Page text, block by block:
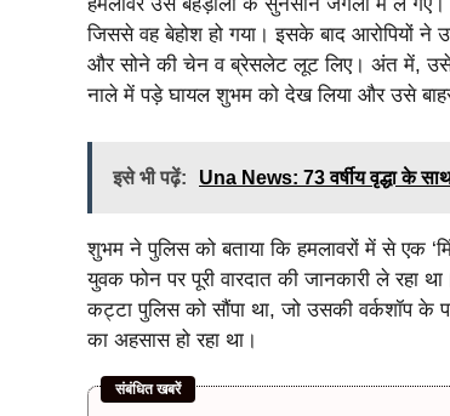
जिससे वह बेहोश हो गया। इसके बाद आरोपियों
और सोने की चेन व ब्रेसलेट लूट लिए। अंत में, उसे
नाले में पड़े घायल शुभम को देख लिया और उसे
इसे भी पढ़ें: Una News: 73 वर्षीय वृद्धा के
शुभम ने पुलिस को बताया कि हमलावरों में से एक
युवक फोन पर पूरी वारदात की जानकारी ले
कट्टा पुलिस को सौंपा था, जो उसकी वर्कशॉप के
का अहसास हो रहा था।
संबंधित खबरें